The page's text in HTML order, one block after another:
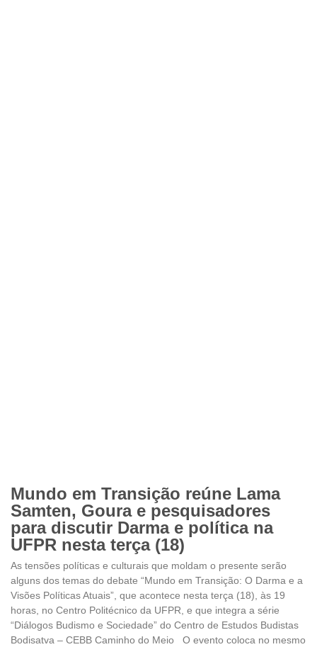
Mundo em Transição reúne Lama
Samten, Goura e pesquisadores
para discutir Darma e política na
UFPR nesta terça (18)
As tensões políticas e culturais que moldam o presente serão
alguns dos temas do debate “Mundo em Transição: O Darma e a
Visões Políticas Atuais”, que acontece nesta terça (18), às 19
horas, no Centro Politécnico da UFPR, e que integra a série
“Diálogos Budismo e Sociedade” do Centro de Estudos Budistas
Bodisatva – CEBB Caminho do Meio O evento coloca no mesmo